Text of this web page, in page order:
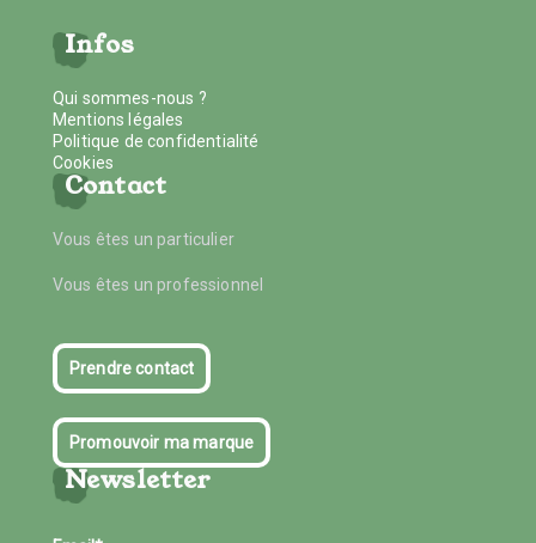
Infos
Qui sommes-nous ?
Mentions légales
Politique de confidentialité
Cookies
Contact
Vous êtes un particulier
Vous êtes un professionnel
Prendre contact
Promouvoir ma marque
Newsletter